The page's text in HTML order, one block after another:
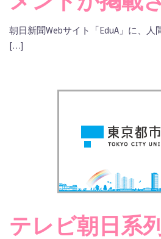
朝日新聞Webサイト「EduA」に、人
[…]
テレビ朝日系